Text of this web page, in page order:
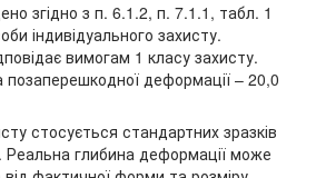
згідно з п. 6.1.2, п. 7.1.1, табл. 1
індивідуального захисту.
вимогам 1 класу захисту.
деформації – 20,0
стосується стандартних зразків
глибина деформації може